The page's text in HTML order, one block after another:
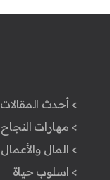
> أحدث المقالات
> مهارات النجاح
> المال والأعمال
> اسلوب حياة